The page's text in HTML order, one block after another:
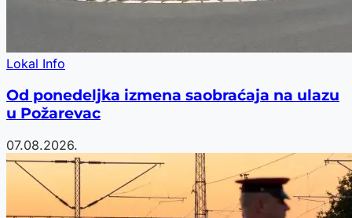
Lokal Info
Od ponedeljka izmena saobraćaja na ulazu
u Požarevac
07.08.2026.